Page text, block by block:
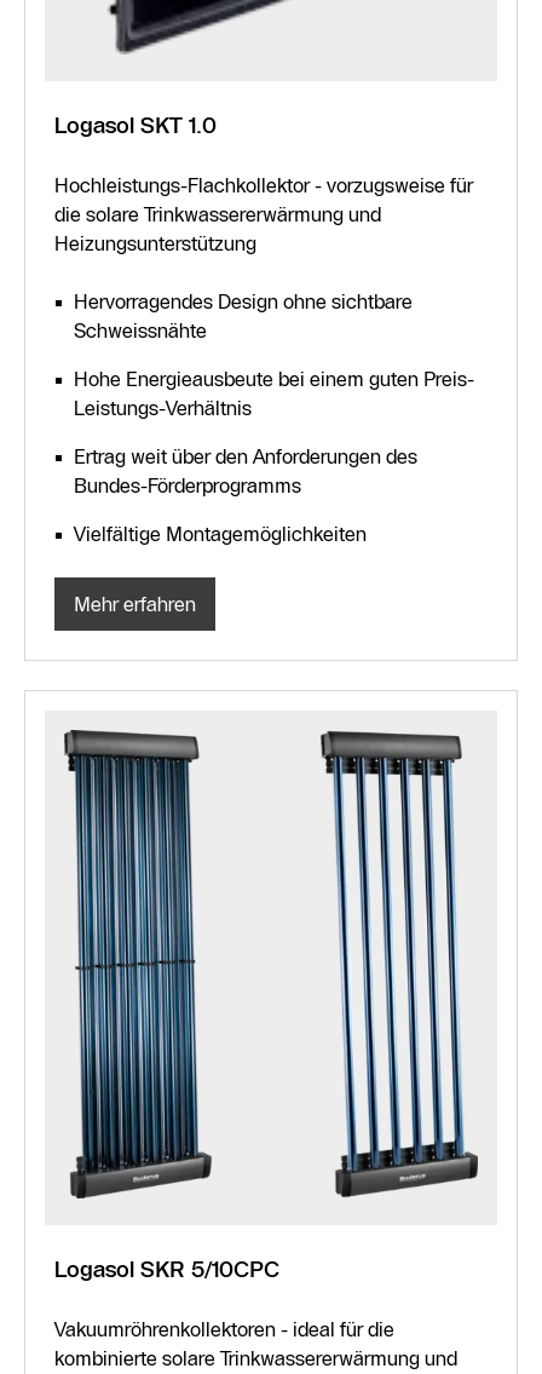
Logasol SKT 1.0
Hochleistungs-Flachkollektor - vorzugsweise für
die solare Trinkwassererwärmung und
Heizungsunterstützung
Hervorragendes Design ohne sichtbare
Schweissnähte
Hohe Energieausbeute bei einem guten Preis-
Leistungs-Verhältnis
Ertrag weit über den Anforderungen des
Bundes-Förderprogramms
Vielfältige Montagemöglichkeiten
Mehr erfahren
Logasol SKR 5/10CPC
Vakuumröhrenkollektoren - ideal für die
kombinierte solare Trinkwassererwärmung und